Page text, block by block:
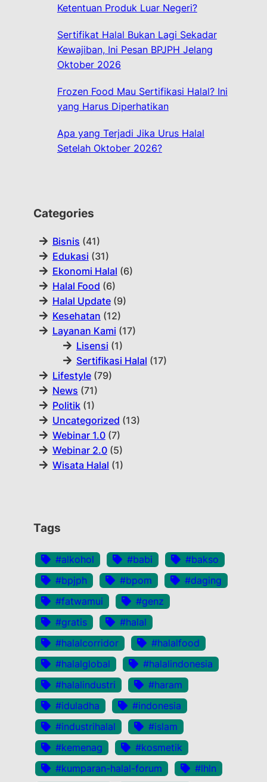
Ketentuan Produk Luar Negeri?
Sertifikat Halal Bukan Lagi Sekadar
Kewajiban, Ini Pesan BPJPH Jelang
Oktober 2026
Frozen Food Mau Sertifikasi Halal? Ini
yang Harus Diperhatikan
Apa yang Terjadi Jika Urus Halal
Setelah Oktober 2026?
Categories
Bisnis (41)
Edukasi (31)
Ekonomi Halal (6)
Halal Food (6)
Halal Update(9)
Kesehatan (12)
Layanan Kami (17)
Lisensi (1)
Sertifikasi Halal (17)
Lifestyle(79)
News (71)
Politik(1)
Uncategorized (13)
Webinar 1.0(7)
Webinar 2.0(5)
Wisata Halal (1)
Tags
#alkohol #babi
#bakso
#bpjph
#bpom
#daging
#fatwamui
#genz
#gratis
#halal
#halalcorridor
#halalfood
#halalglobal
#halalindonesia
#halalindustri
#haram
#iduladha
#indonesia
#industrihalal
#islam
#kemenag
#kosmetik
#kumparan-halal-forum
#lhln